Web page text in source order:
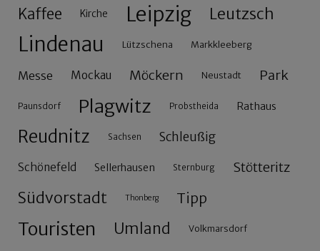
Kaffee Kirche Leipzig Leutzsch
Lindenau Lützschena Markkleeberg
Messe Mockau Möckern Neustadt Park
Paunsdorf Plagwitz Probstheida Rathaus
Reudnitz Sachsen Schleußig
Schönefeld Sellerhausen Sternburg Stötteritz
Südvorstadt Thonberg Tipp
Touristen Umland Volkmarsdorf